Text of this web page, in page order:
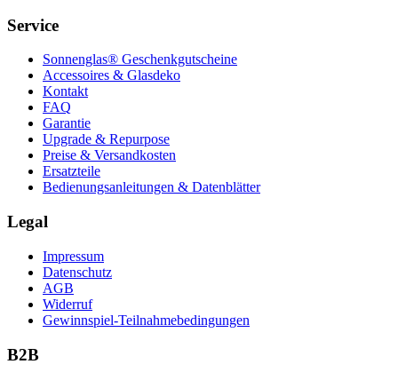
Service
Sonnenglas® Geschenkgutscheine
Accessoires & Glasdeko
Kontakt
FAQ
Garantie
Upgrade & Repurpose
Preise & Versandkosten
Ersatzteile
Bedienungsanleitungen & Datenblätter
Legal
Impressum
Datenschutz
AGB
Widerruf
Gewinnspiel-Teilnahmebedingungen
B2B